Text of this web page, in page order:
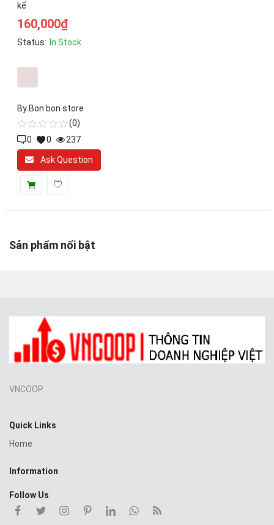
Graphics & Photos
Video & Audio
Web Templates & Code
Wishlist
Login
Register
kế
160,000₫
Status: In Stock
By Bon bon store
(0)
0
0 237
Ask Question
Sản phẩm nổi bật
VNCOOP
Quick Links
Home
Information
Follow Us